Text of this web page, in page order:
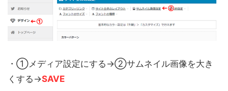
・①メディア設定にする→②サムネイル画像を大き
くする→SAVE